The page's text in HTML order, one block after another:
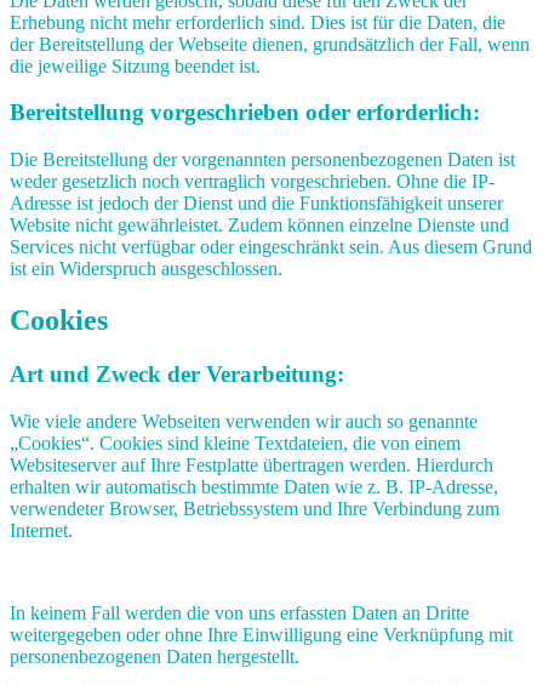
Erhebung nicht mehr erforderlich sind. Dies ist für die Daten, die
der Bereitstellung der Webseite dienen, grundsätzlich der Fall, wenn
die jeweilige Sitzung beendet ist.
Bereitstellung vorgeschrieben oder erforderlich:
Die Bereitstellung der vorgenannten personenbezogenen Daten ist
weder gesetzlich noch vertraglich vorgeschrieben. Ohne die IP-
Adresse ist jedoch der Dienst und die Funktionsfähigkeit unserer
Website nicht gewährleistet. Zudem können einzelne Dienste und
Services nicht verfügbar oder eingeschränkt sein. Aus diesem Grund
ist ein Widerspruch ausgeschlossen.
Cookies
Art und Zweck der Verarbeitung:
Wie viele andere Webseiten verwenden wir auch so genannte
„Cookies“. Cookies sind kleine Textdateien, die von einem
Websiteserver auf Ihre Festplatte übertragen werden. Hierdurch
erhalten wir automatisch bestimmte Daten wie z. B. IP-Adresse,
verwendeter Browser, Betriebssystem und Ihre Verbindung zum
Internet.
In keinem Fall werden die von uns erfassten Daten an Dritte
weitergegeben oder ohne Ihre Einwilligung eine Verknüpfung mit
personenbezogenen Daten hergestellt.